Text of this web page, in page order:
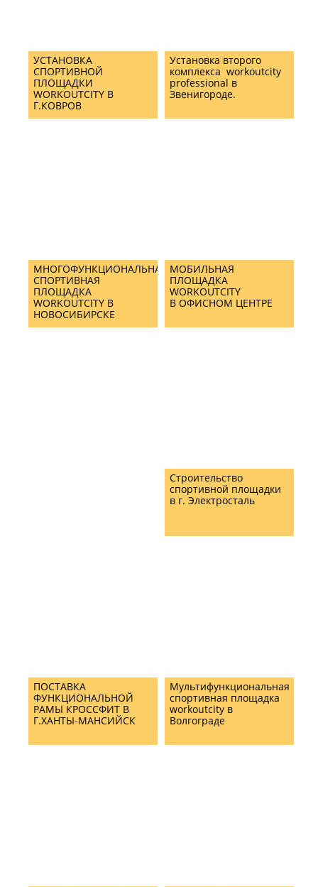
УСТАНОВКА
СПОРТИВНОЙ
ПЛОЩАДКИ
WORKOUTCITY В
Г.КОВРОВ
Установка второго
комплекса workoutcity
professional в
Звенигороде.
МНОГОФУНКЦИОНАЛЬНАЯ
СПОРТИВНАЯ
ПЛОЩАДКА
WORKOUTCITY В
НОВОСИБИРСКЕ
МОБИЛЬНАЯ
ПЛОЩАДКА
WORKOUTCITY
В ОФИСНОМ ЦЕНТРЕ
Строительство
спортивной площадки
в г. Электросталь
ПОСТАВКА
ФУНКЦИОНАЛЬНОЙ
РАМЫ КРОССФИТ В
Г.ХАНТЫ-МАНСИЙСК
Мультифункциональная
спортивная площадка
workoutcity в
Волгограде